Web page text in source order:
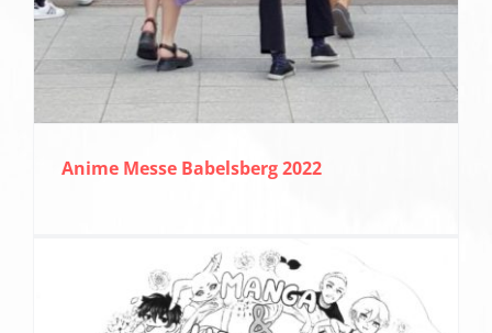
Anime Messe Babelsberg 2022